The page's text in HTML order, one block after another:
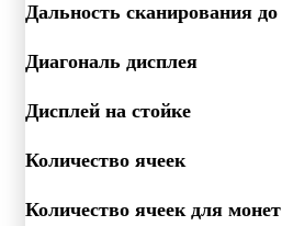
Дальность сканирования до
Диагональ дисплея
Дисплей на стойке
Количество ячеек
Количество ячеек для монет